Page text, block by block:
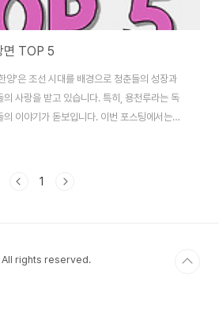
면 TOP 5
양'은 조선 시대를 배경으로 청춘들의 성장과
사랑을 받고 있습니다. 특히, 용천루라는 독
이야기가 돋보입니다. 이번 포스팅에서는
5를 선정하여 소개하겠습니다. 1. 하오나
(박재찬). 각기 다른 배경과 목표를 가진 이들
1
rights reserved.